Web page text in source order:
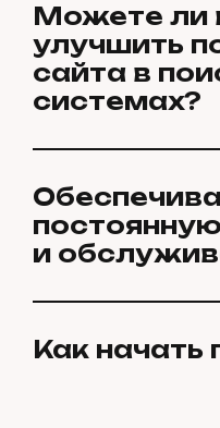
Можете ли
улучшить
сайта в
системах?
и
Как начать